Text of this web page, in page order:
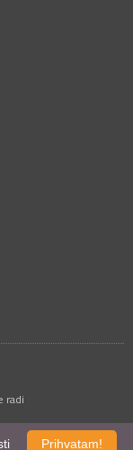
radi
Prihvatam!